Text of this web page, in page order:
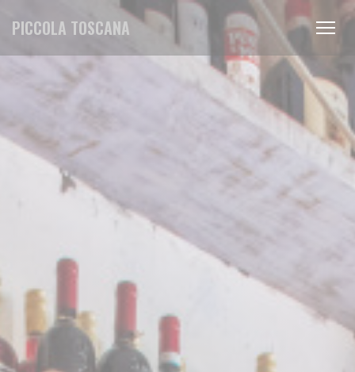
Personnalisation de vos choix en matière de cookies
PICCOLA TOSCANA